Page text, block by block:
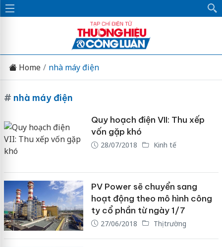
Home nhà máy điện
# nhà máy điện
Quy hoạch điện VII: Thu xếp
vốn gặp khó
28/07/2018 Kinh tế
PV Power sẽ chuyển sang
hoạt động theo mô hình công
ty cổ phần từ ngày 1/7
27/06/2018 Thị trường